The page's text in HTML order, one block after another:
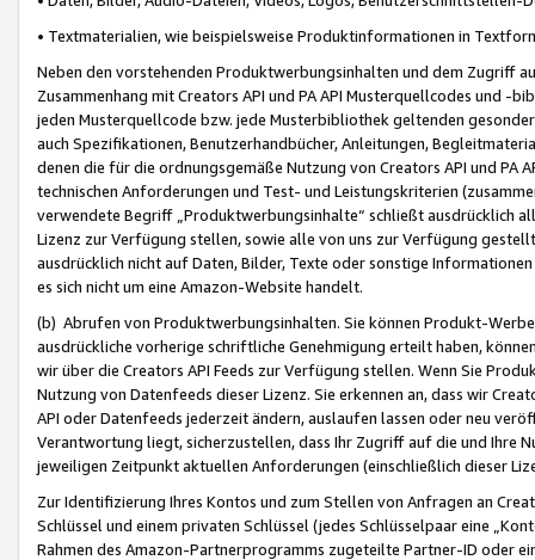
• Textmaterialien, wie beispielsweise Produktinformationen in
Neben den vorstehenden Produktwerbungsinhalten und dem Zugriff
Zusammenhang mit Creators API und PA API Musterquellcodes und
jeden Musterquellcode bzw. jede Musterbibliothek geltenden
auch Spezifikationen, Benutzerhandbücher, Anleitungen,
denen die für die ordnungsgemäße Nutzung von Creators API und PA
technischen Anforderungen und Test- und Leistungskriterien
verwendete Begriff „Produktwerbungsinhalte“ schließt ausdrücklich
Lizenz zur Verfügung stellen, sowie alle von uns zur Verfügung
ausdrücklich nicht auf Daten, Bilder, Texte oder sonstige
es sich nicht um eine Amazon-Website handelt.
(b) Abrufen von Produktwerbungsinhalten. Sie können Produkt-
ausdrückliche vorherige schriftliche Genehmigung erteilt haben,
wir über die Creators API Feeds zur Verfügung stellen. Wenn Sie
Nutzung von Datenfeeds dieser Lizenz. Sie erkennen an, dass wir
API oder Datenfeeds jederzeit ändern, auslaufen lassen oder neu
Verantwortung liegt, sicherzustellen, dass Ihr Zugriff auf die und Ihre
jeweiligen Zeitpunkt aktuellen Anforderungen (einschließlich dieser
Zur Identifizierung Ihres Kontos und zum Stellen von Anfragen an
Schlüssel und einem privaten Schlüssel (jedes Schlüsselpaar eine
Rahmen des Amazon-Partnerprogramms zugeteilte Partner-ID oder